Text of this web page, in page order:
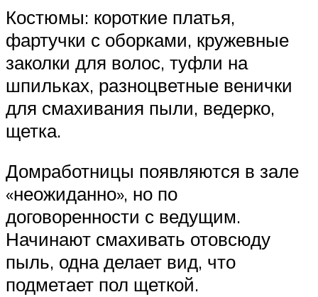
Костюмы: короткие платья,
фартучки с оборками, кружевные
заколки для волос, туфли на
шпильках, разноцветные венички
для смахивания пыли, ведерко,
щетка.
Домработницы появляются в зале
«неожиданно», но по
договоренности с ведущим.
Начинают смахивать отовсюду
пыль, одна делает вид, что
подметает пол щеткой.